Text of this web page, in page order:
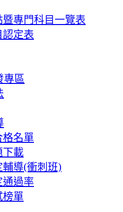
暨專門科目一覽表
認定表
專區
格名單
下載
導(衝刺班)
通過率
榜單